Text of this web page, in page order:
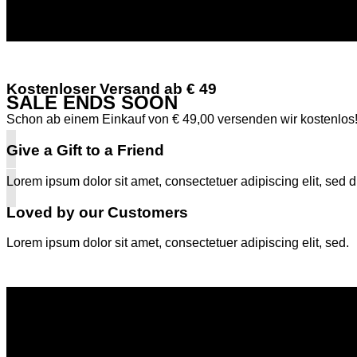
SALE ENDS SOON
Kostenloser Versand ab € 49
Schon ab einem Einkauf von € 49,00 versenden wir kostenlos!
Give a Gift to a Friend
Lorem ipsum dolor sit amet, consectetuer adipiscing elit, sed
Loved by our Customers
Lorem ipsum dolor sit amet, consectetuer adipiscing elit, sed.